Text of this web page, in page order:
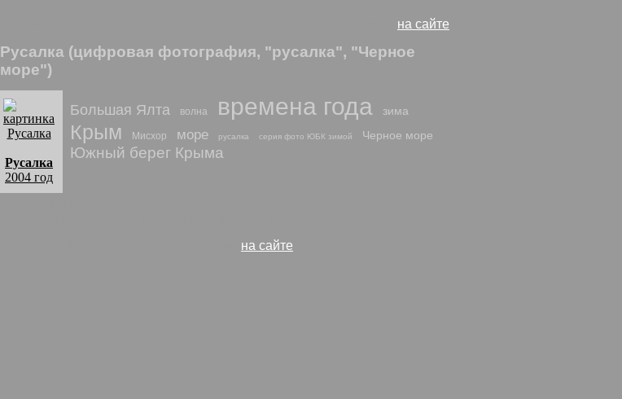
на сайте
Русалка (цифровая фотография, "русалка", "Черное
море")
Русалка
2004 год
Большая Ялта волна времена года зима
Крым Мисхор море русалка серия фото ЮБК зимой Черное море
Южный берег Крыма
на сайте